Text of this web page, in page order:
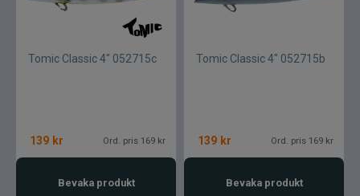
Tomic Classic 4" 052715c
139 kr Ord. pris 169 kr
Bevaka produkt
Tomic Classic 4" 052715b
139 kr Ord. pris 169 kr
Bevaka produkt